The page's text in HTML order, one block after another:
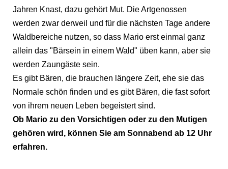
Jahren Knast, dazu gehört Mut. Die Artgenossen
werden zwar derweil und für die nächsten Tage andere
Waldbereiche nutzen, so dass Mario erst einmal ganz
allein das "Bärsein in einem Wald" üben kann, aber sie
werden Zaungäste sein.
Es gibt Bären, die brauchen längere Zeit, ehe sie das
Normale schön finden und es gibt Bären, die fast sofort
von ihrem neuen Leben begeistert sind.
Ob Mario zu den Vorsichtigen oder zu den Mutigen
gehören wird, können Sie am Sonnabend ab 12 Uhr
erfahren.